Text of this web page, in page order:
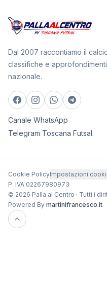
Dal 2007 raccontiamo il
classifiche e
nazionale.
Canale WhatsApp
Telegram Toscana Futsal
Cookie PolicyImpostazioni
P. IVA 02267980973
© 2026 Palla al Centro · Tutti i
Powered By martinifrancesco.it